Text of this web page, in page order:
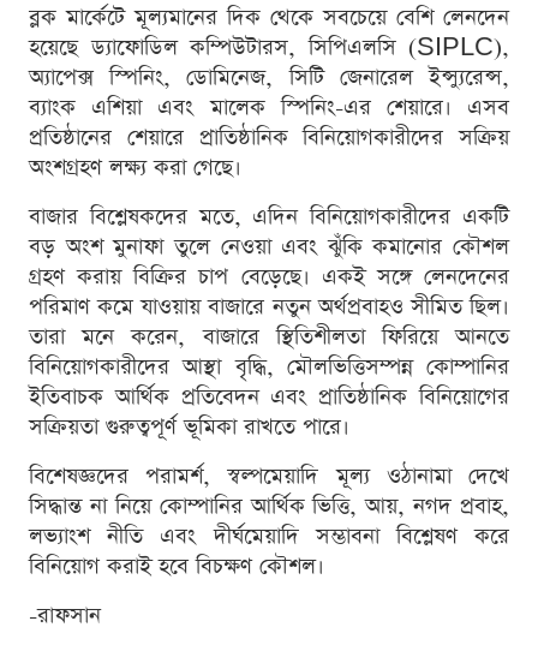
ব্লক মার্কেটে মূল্যমানের দিক থেকে সবচেয়ে বেশি লেনদেন
হয়েছে ড্যাফোডিল কম্পিউটারস, সিপিএলসি (SIPLC),
অ্যাপেক্স স্পিনিং, ডোমিনেজ, সিটি জেনারেল ইন্স্যুরেন্স,
ব্যাংক এশিয়া এবং মালেক স্পিনিং-এর শেয়ারে। এসব
প্রতিষ্ঠানের শেয়ারে প্রাতিষ্ঠানিক বিনিয়োগকারীদের সক্রিয়
অংশগ্রহণ লক্ষ্য করা গেছে।
বাজার বিশ্লেষকদের মতে, এদিন বিনিয়োগকারীদের একটি
বড় অংশ মুনাফা তুলে নেওয়া এবং ঝুঁকি কমানোর কৌশল
গ্রহণ করায় বিক্রির চাপ বেড়েছে। একই সঙ্গে লেনদেনের
পরিমাণ কমে যাওয়ায় বাজারে নতুন অর্থপ্রবাহও সীমিত ছিল।
তারা মনে করেন, বাজারে স্থিতিশীলতা ফিরিয়ে আনতে
বিনিয়োগকারীদের আস্থা বৃদ্ধি, মৌলভিত্তিসম্পন্ন কোম্পানির
ইতিবাচক আর্থিক প্রতিবেদন এবং প্রাতিষ্ঠানিক বিনিয়োগের
সক্রিয়তা গুরুত্বপূর্ণ ভূমিকা রাখতে পারে।
বিশেষজ্ঞদের পরামর্শ, স্বল্পমেয়াদি মূল্য ওঠানামা দেখে
সিদ্ধান্ত না নিয়ে কোম্পানির আর্থিক ভিত্তি, আয়, নগদ প্রবাহ,
লভ্যাংশ নীতি এবং দীর্ঘমেয়াদি সম্ভাবনা বিশ্লেষণ করে
বিনিয়োগ করাই হবে বিচক্ষণ কৌশল।
-রাফসান